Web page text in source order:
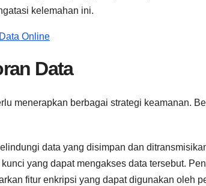
kelemahan ini.
Online
Data
menerapkan berbagai strategi keamanan.
data yang disimpan dan
yang dapat mengakses data tersebut.
fitur enkripsi yang dapat digunakan oleh